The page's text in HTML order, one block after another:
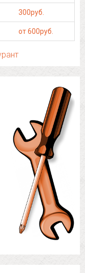
300руб.
от 600руб.